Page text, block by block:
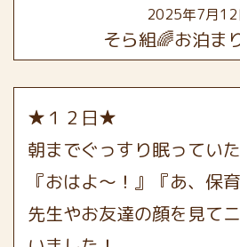
2025年7月12
そら組🌈お泊ま
★１２日★
朝までぐっすり眠ってい
『おはよ〜！』『あ、保
先生やお友達の顔を見て